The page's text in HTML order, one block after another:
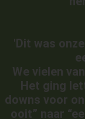
'Dit was
We vielen
Het ging
downs voor
ooit” naar